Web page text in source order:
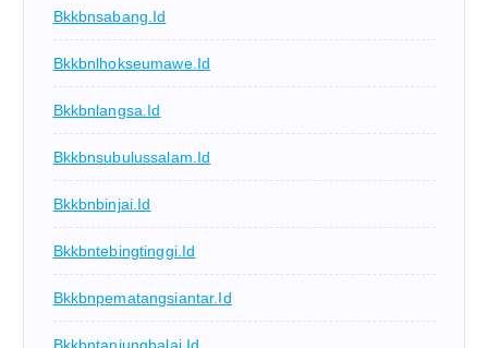
Bkkbnsabang.id
Bkkbnlhokseumawe.id
Bkkbnlangsa.id
Bkkbnsubulussalam.id
Bkkbnbinjai.id
Bkkbntebingtinggi.id
Bkkbnpematangsiantar.id